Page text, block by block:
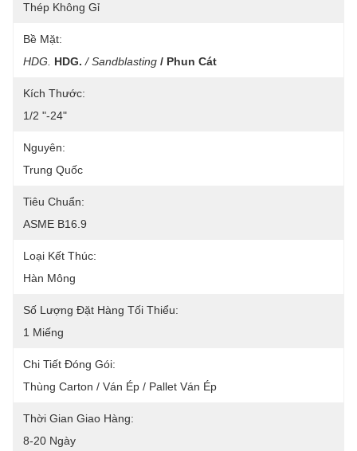
Thép Không Gỉ
Bề Mặt:
HDG.
HDG. / Sandblasting / Phun Cát
Kích Thước:
1/2 "-24"
Nguyên:
Trung Quốc
Tiêu Chuẩn:
ASME B16.9
Loại Kết Thúc:
Hàn Mông
Số Lượng Đặt Hàng Tối Thiểu:
1 Miếng
Chi Tiết Đóng Gói:
Thùng Carton / Ván Ép / Pallet Ván Ép
Thời Gian Giao Hàng:
8-20 Ngày